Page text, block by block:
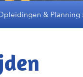
& Planning